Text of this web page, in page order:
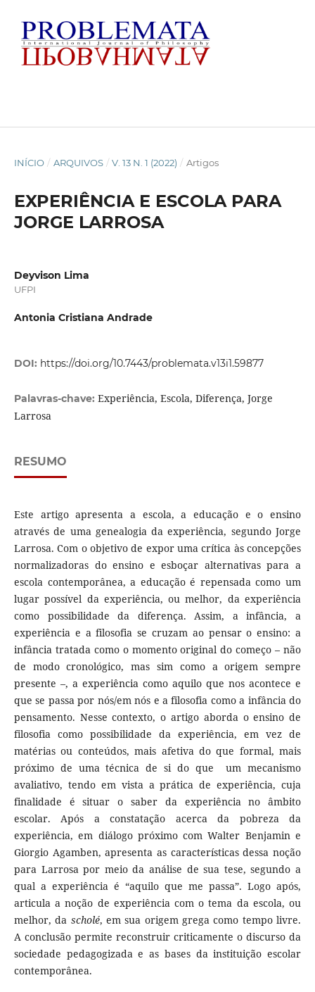
INÍCIO / ARQUIVOS / V. 13 N. 1 (2022) / Artigos
EXPERIÊNCIA E ESCOLA PARA
JORGE LARROSA
Deyvison Lima
UFPI
Antonia Cristiana Andrade
DOI: https://doi.org/10.7443/problemata.v13i1.59877
Palavras-chave: Experiência, Escola, Diferença, Jorge
Larrosa
RESUMO
Este artigo apresenta a escola, a educação e o ensino
através de uma genealogia da experiência, segundo Jorge
Larrosa. Com o objetivo de expor uma crítica às concepções
normalizadoras do ensino e esboçar alternativas para a
escola contemporânea, a educação é repensada como um
lugar possível da experiência, ou melhor, da experiência
como possibilidade da diferença. Assim, a infância, a
experiência e a filosofia se cruzam ao pensar o ensino: a
infância tratada como o momento original do começo – não
de modo cronológico, mas sim como a origem sempre
presente –, a experiência como aquilo que nos acontece e
que se passa por nós/em nós e a filosofia como a infância do
pensamento. Nesse contexto, o artigo aborda o ensino de
filosofia como possibilidade da experiência, em vez de
matérias ou conteúdos, mais afetiva do que formal, mais
próximo de uma técnica de si do que um mecanismo
avaliativo, tendo em vista a prática de experiência, cuja
finalidade é situar o saber da experiência no âmbito
escolar. Após a constatação acerca da pobreza da
experiência, em diálogo próximo com Walter Benjamin e
Giorgio Agamben, apresenta as características dessa noção
para Larrosa por meio da análise de sua tese, segundo a
qual a experiência é “aquilo que me passa”. Logo após,
articula a noção de experiência com o tema da escola, ou
melhor, da scholé, em sua origem grega como tempo livre.
A conclusão permite reconstruir criticamente o discurso da
sociedade pedagogizada e as bases da instituição escolar
contemporânea.